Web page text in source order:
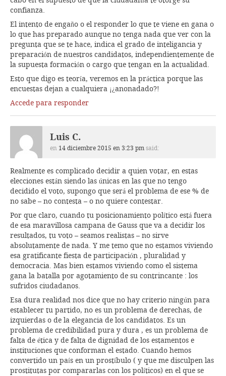
confianza.
El intento de engaño o el responder lo que te viene en gana o
lo que has preparado aunque no tenga nada que ver con la
pregunta que se te hace, indica el grado de inteligancia y
preparación de nuestros candidatos, independientemente de
la supuesta formación o cargo que tengan en la actualidad.
Esto que digo es teoría, veremos en la práctica porque las
encuestas dejan a cualquiera ¡¿anonadado?!
Accede para responder
Luis C.
en 14 diciembre 2015 en 3:23 pm said:
Realmente es complicado decidir a quien votar, en estas
elecciones están siendo las únicas en las que no tengo
decidido el voto, supongo que será el problema de ese % de
no sabe – no contesta – o no quiere contestar.
Por que claro, cuando tu posicionamiento político está fuera
de esa maravillosa campana de Gauss que va a decidir los
resultados, tu voto – seamos realistas – no sirve
absolutamente de nada. Y me temo que no estamos viviendo
esa gratificante fiesta de participación , pluralidad y
democracia. Mas bien estamos viviendo como el sistema
gana la batalla por agotamiento de su contrincante : los
sufridos ciudadanos.
Esa dura realidad nos dice que no hay criterio ningún para
establecer tu partido, no es un problema de derechas, de
izquierdas o de la elegancia de los candidatos. Es un
problema de credibilidad pura y dura , es un problema de
falta de ética y de falta de dignidad de los estamentos e
instituciones que conforman el estado. Cuando hemos
convertido un país en un prostíbulo ( y que me disculpen las
prostitutas por compararlas con los políticos) en el que se